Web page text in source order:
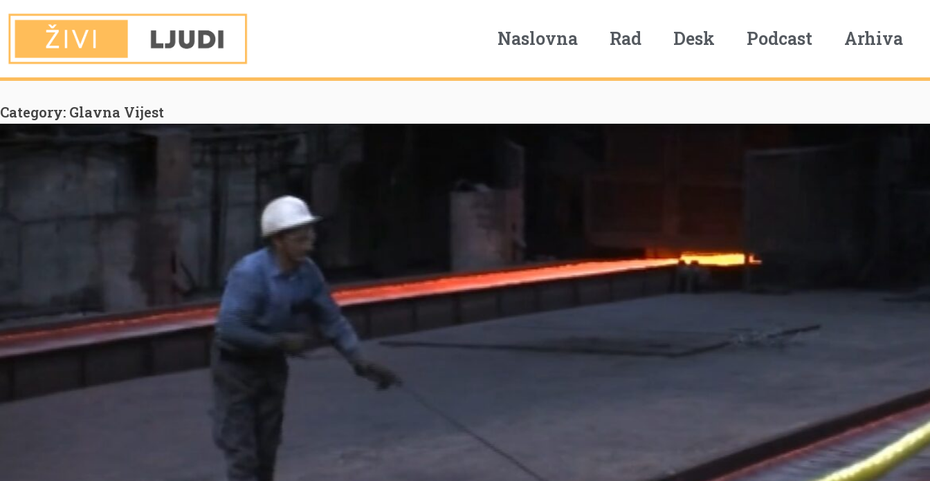
Naslovna Rad Desk Podcast Arhiva
You are Here
Home
Glavna Vijest
Category: Glavna Vijest